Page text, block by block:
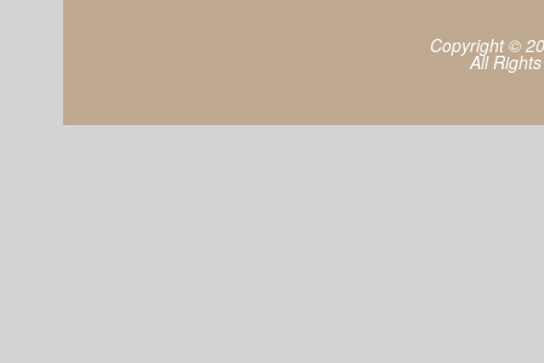
Copyright ©
All